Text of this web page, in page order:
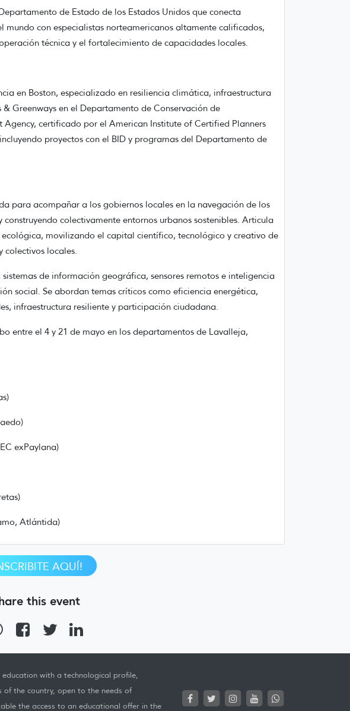
de Estado de los Estados Unidos que conecta
mundo con especialistas norteamericanos altamente calificados,
técnica y el fortalecimiento de capacidades locales.
en Boston, especializado en resiliencia climática, infraestructura
Greenways en el Departamento de Conservación de
Agency, certificado por el American Institute of Certified Planners
proyectos con el BID y programas del Departamento de
para acompañar a los gobiernos locales en la navegación de los
colectivamente entornos urbanos sostenibles. Articula
movilizando el capital científico, tecnológico y creativo de
colectivos locales.
de información geográfica, sensores remotos e inteligencia
social. Se abordan temas críticos como eficiencia energética,
infraestructura resiliente y participación ciudadana.
entre el 4 y 21 de mayo en los departamentos de Lavalleja,
exPaylana)
Atlántida)
AQUÍ!
this event
education with a technological profile,
the country, open to the needs of
the access to an educational offer in the